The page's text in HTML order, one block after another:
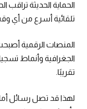
الحماية الحديثة
تلقائية أسرع من أي
المنصات الرقمية
الجغرافية وأنماط
تقريبًا.
لهذا قد تصل رسائل